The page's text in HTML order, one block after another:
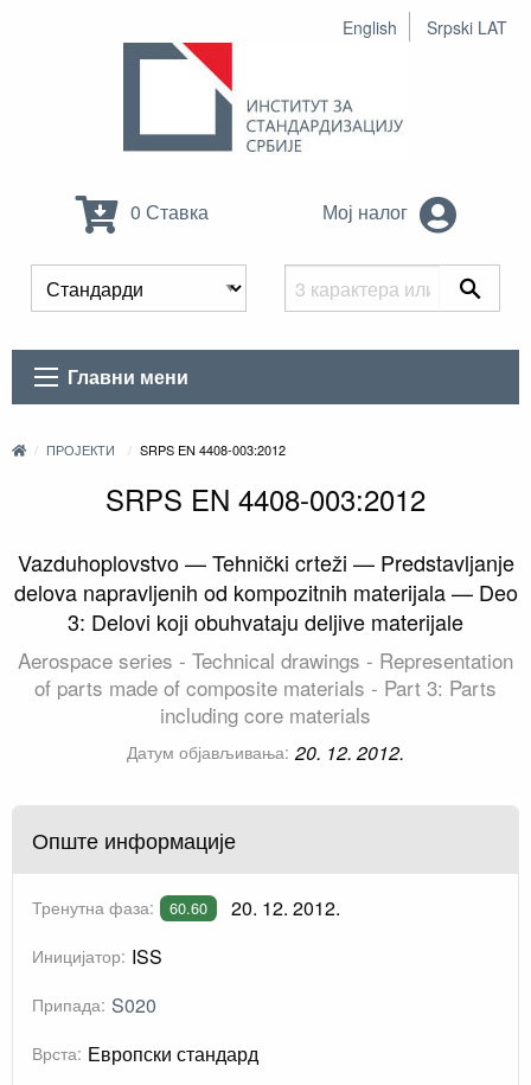
English Srpski LAT
0 Ставка Мој налог
Главни мени
ПРОЈЕКТИ SRPS EN 4408-003:2012
SRPS EN 4408-003:2012
Vazduhoplovstvo — Tehnički crteži — Predstavljanje
delova napravljenih od kompozitnih materijala — Deo
3: Delovi koji obuhvataju deljive materijale
Aerospace series - Technical drawings - Representation
of parts made of composite materials - Part 3: Parts
including core materials
Датум објављивања: 20. 12. 2012.
Опште информације
Тренутна фаза: 60.60 20. 12. 2012.
Иницијатор: ISS
Припада: S020
Врста: Европски стандард